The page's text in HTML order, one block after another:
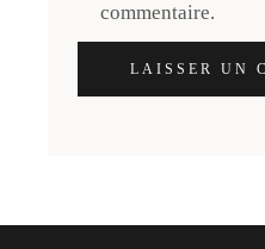
commentaire.
LAISSER UN